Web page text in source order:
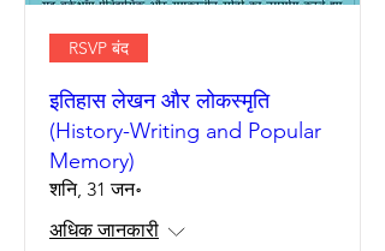
RSVP बंद
इतिहास लेखन और लोकस्मृति
(History-Writing and Popular
Memory)
शनि, 31 जन॰
अधिक जानकारी